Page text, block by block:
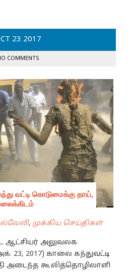
23 2017
COMMENTS
வட்டி கொடுமைக்கு தாய்,
, முக்கிய செய்திகள்
ஆட்சியர் அலுவலக
23, 2017) காலை கந்துவட்டி
அடைந்த கூலித்தொழிலாளி